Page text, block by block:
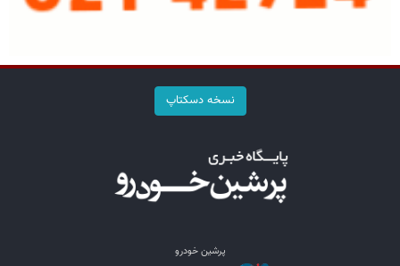
نسخه دسکتاپ
پرشین خودرو